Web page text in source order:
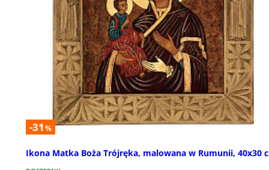
-31 %
Ikona Matka Boża Trójręka, malowana w Rumunii, 40x30